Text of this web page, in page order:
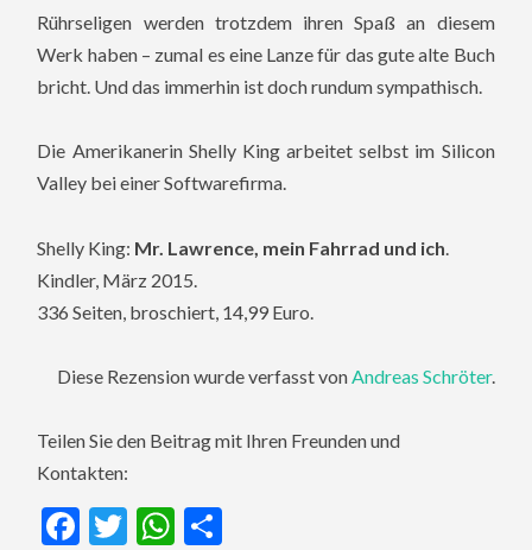
Rührseligen werden trotzdem ihren Spaß an diesem
Werk haben – zumal es eine Lanze für das gute alte Buch
bricht. Und das immerhin ist doch rundum sympathisch.
Die Amerikanerin Shelly King arbeitet selbst im Silicon
Valley bei einer Softwarefirma.
Shelly King: Mr. Lawrence, mein Fahrrad und ich
Kindler, März 2015.
336 Seiten, broschiert, 14,99 Euro.
Diese Rezension wurde verfasst von Andreas Schröter.
Teilen Sie den Beitrag mit Ihren Freunden und
Kontakten:
Facebook
TwitterWhatsApp